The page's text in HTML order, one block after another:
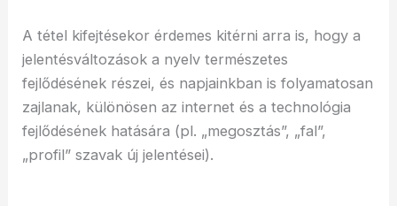
A tétel kifejtésekor érdemes kitérni arra is, hogy a
jelentésváltozások a nyelv természetes
fejlődésének részei, és napjainkban is folyamatosan
zajlanak, különösen az internet és a technológia
fejlődésének hatására (pl. „megosztás”, „fal”,
„profil” szavak új jelentései).